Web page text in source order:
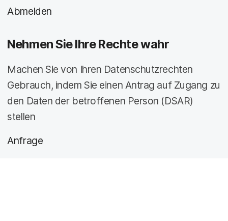
Abmelden
Nehmen Sie Ihre Rechte wahr
Machen Sie von Ihren Datenschutzrechten
Gebrauch, indem Sie einen Antrag auf Zugang zu
den Daten der betroffenen Person (DSAR)
stellen
Anfrage